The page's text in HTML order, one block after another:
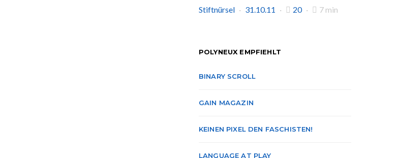
Stiftnürsel
31.10.11 20 7 min
POLYNEUX EMPFIEHLT
BINARY SCROLL
GAIN MAGAZIN
KEINEN PIXEL DEN FASCHISTEN!
LANGUAGE AT PLAY